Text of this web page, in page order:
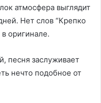
атмосфера выглядит
Нет слов “Крепко
оригинале.
песня заслуживает
нечто подобное от